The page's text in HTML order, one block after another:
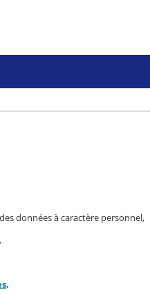
données à caractère personnel,
.